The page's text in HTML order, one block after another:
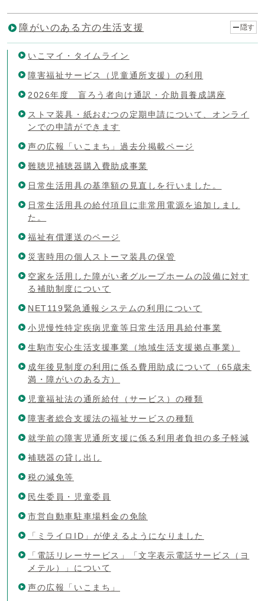
障がいのある方の生活支援 隠す
いこマイ・タイムライン
障害福祉サービス（児童通所支援）の利用
2026年度 盲ろう者向け通訳・介助員養成講座
ストマ装具・紙おむつの定期申請について、オンライ
ンでの申請ができます
声の広報「いこまち」過去分掲載ページ
難聴児補聴器購入費助成事業
日常生活用具の基準額の見直しを行いました。
日常生活用具の給付項目に非常用電源を追加しまし
た。
福祉有償運送のページ
災害時用の個人ストーマ装具の保管
空家を活用した障がい者グループホームの設備に対す
る補助制度について
NET119緊急通報システムの利用について
小児慢性特定疾病児童等日常生活用具給付事業
生駒市安心生活支援事業（地域生活支援拠点事業）
成年後見制度の利用に係る費用助成について（65歳未
満・障がいのある方）
児童福祉法の通所給付（サービス）の種類
障害者総合支援法の福祉サービスの種類
就学前の障害児通所支援に係る利用者負担の多子軽減
補聴器の貸し出し
税の減免等
民生委員・児童委員
市営自動車駐車場料金の免除
「ミライロID」が使えるようになりました
「電話リレーサービス」「文字表示電話サービス（ヨ
メテル）」について
声の広報「いこまち」